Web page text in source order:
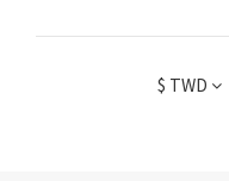
$ TWD